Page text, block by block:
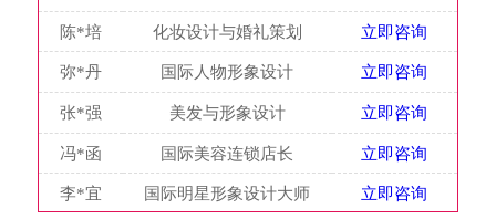
陈*培 化妆设计与婚礼策划 立即咨询
弥*丹 国际人物形象设计 立即咨询
张*强 美发与形象设计 立即咨询
冯*函 国际美容连锁店长 立即咨询
李*宜 国际明星形象设计大师 立即咨询